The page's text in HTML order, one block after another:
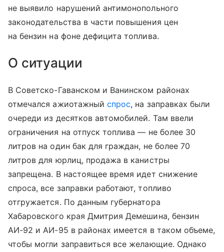
не выявило нарушений антимонопольного
законодательства в части повышения цен
на бензин на фоне дефицита топлива.
О ситуации
В Советско-Гаванском и Ванинском районах
отмечался ажиотажныйспрос, на заправках были
очереди из десятков автомобилей. Там ввели
ограничения на отпуск топлива — не более 30
литров на один бак для граждан, не более 70
литров для юрлиц, продажа в канистры
запрещена. В настоящее время идет снижение
спроса, все заправки работают, топливо
отгружается. По данным губернатора
Хабаровского края Дмитрия Демешина, бензин
АИ-92 и АИ-95 в районах имеется в таком объеме,
чтобы могли заправиться все желающие. Однако